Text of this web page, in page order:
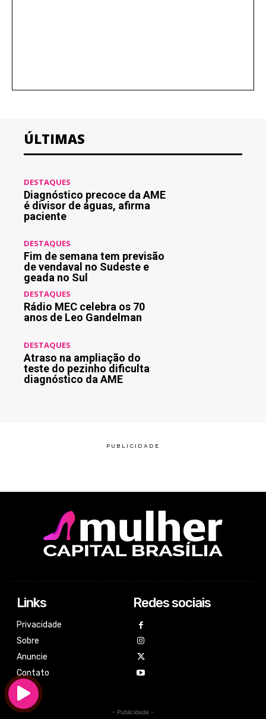
ÚLTIMAS
DESTAQUES
Diagnóstico precoce da AME
é divisor de águas, afirma
paciente
DESTAQUES
Fim de semana tem previsão
de vendaval no Sudeste e
geada no Sul
DESTAQUES
Rádio MEC celebra os 70
anos de Leo Gandelman
DESTAQUES
Atraso na ampliação do
teste do pezinho dificulta
diagnóstico da AME
Links
Privacidade
Sobre
Anuncie
Contato
Redes sociais
- Publicidade -